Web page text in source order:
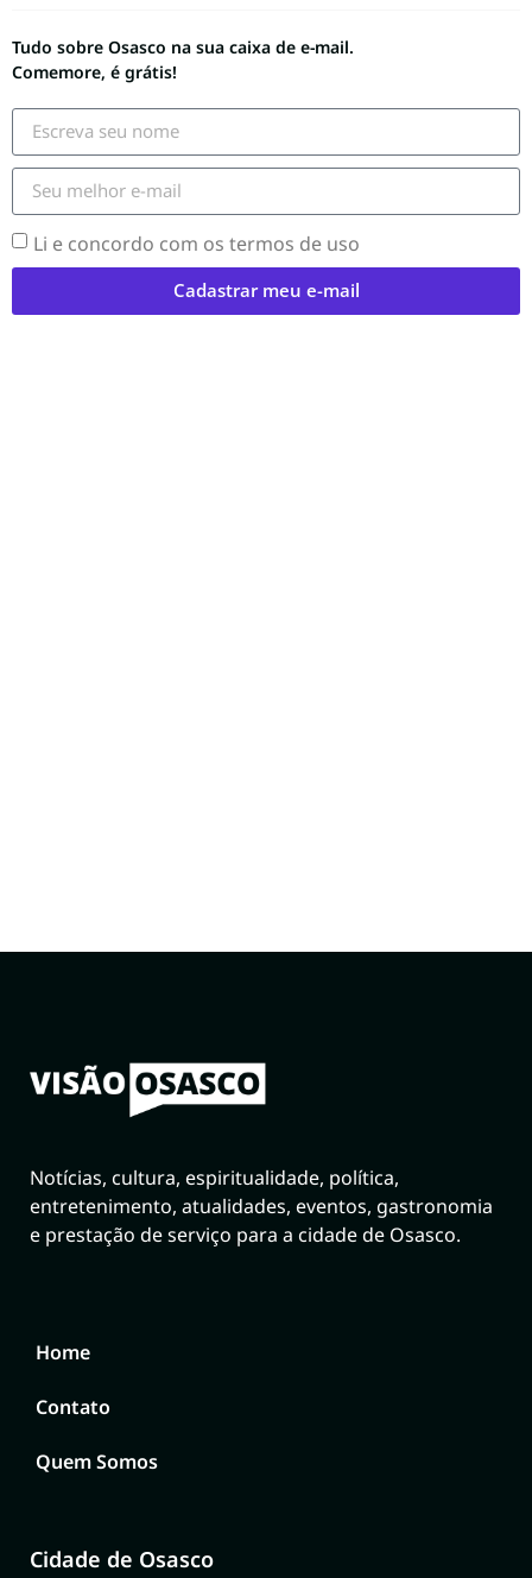
Tudo sobre Osasco na sua caixa de e-mail.
Comemore, é grátis!
Li e concordo com os termos de uso
Cadastrar meu e-mail
Notícias, cultura, espiritualidade, política,
entretenimento, atualidades, eventos, gastronomia
e prestação de serviço para a cidade de Osasco.
Home
Contato
Quem Somos
Cidade de Osasco